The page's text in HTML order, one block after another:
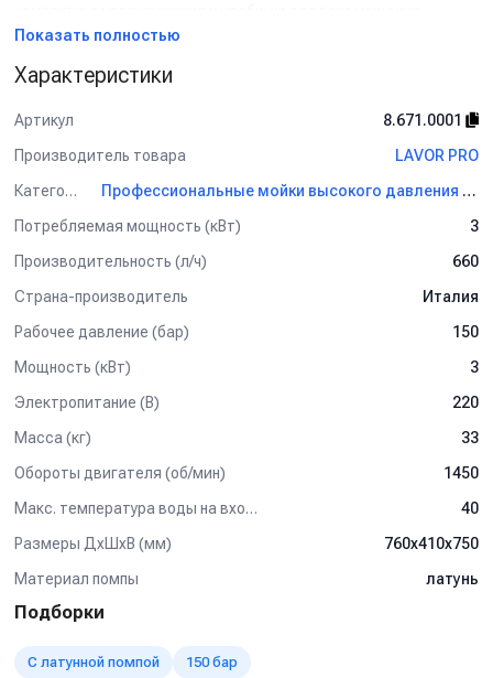
благодаря колесам и рукоятке.
Показать полностью
Характеристики
Артикул
8.671.0001
Производитель товара
LAVOR PRO
Категория
Профессиональные мойки высокого давления LAVOR PRO
Потребляемая мощность (кВт)
3
Производительность (л/ч)
660
Страна-производитель
Италия
Рабочее давление (бар)
150
Мощность (кВт)
3
Электропитание (В)
220
Масса (кг)
33
Обороты двигателя (об/мин)
1450
Макс. температура воды на входе (°C)
40
Размеры ДхШхВ (мм)
760x410x750
Материал помпы
латунь
Подборки
С латунной помпой 150 бар